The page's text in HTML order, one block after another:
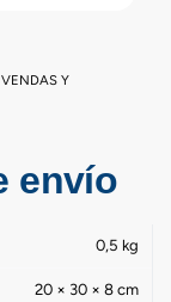
VENDAS Y
envío
0,5 kg
20 × 30 × 8 cm